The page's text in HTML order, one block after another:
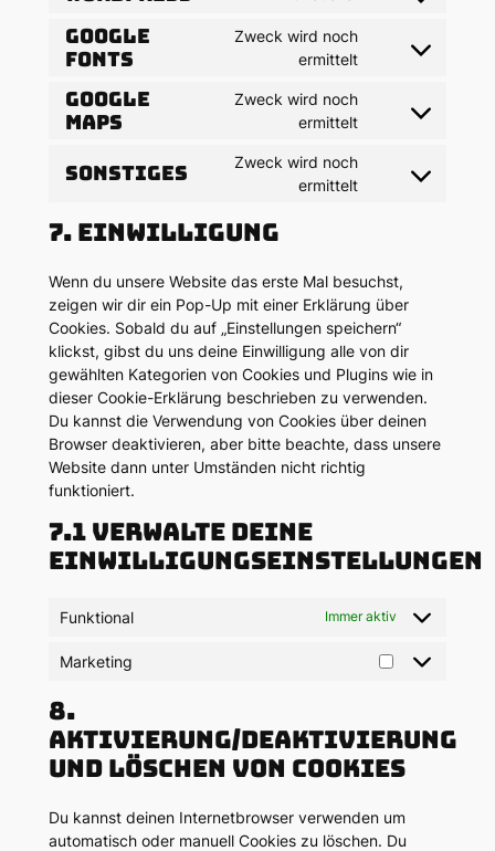
Consent
service
Google
Fonts
Zweck wird noch
ermittelt
Consent
service
Google
Maps
Zweck wird noch
ermittelt
Consent
service
Sonstiges
Zweck wird noch
ermittelt
Consent
7. Einwilligung
Wenn du unsere Website das erste Mal besuchst,
zeigen wir dir ein Pop-Up mit einer Erklärung über
Cookies. Sobald du auf „Einstellungen speichern“
klickst, gibst du uns deine Einwilligung alle von dir
gewählten Kategorien von Cookies und Plugins wie in
dieser Cookie-Erklärung beschrieben zu verwenden.
Du kannst die Verwendung von Cookies über deinen
Browser deaktivieren, aber bitte beachte, dass unsere
Website dann unter Umständen nicht richtig
funktioniert.
7.1 Verwalte deine
Einwilligungseinstellungen
Funktional Immer aktiv
Marketing
Marketing
8.
Aktivierung/Deaktivierung
und Löschen von Cookies
Du kannst deinen Internetbrowser verwenden um
automatisch oder manuell Cookies zu löschen. Du